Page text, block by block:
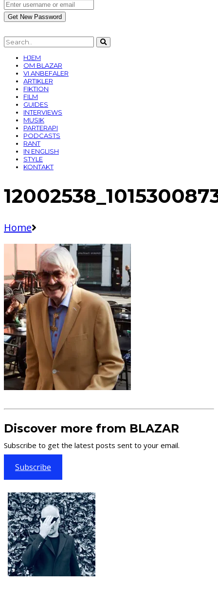
HJEM
OM BLAZAR
VI ANBEFALER
ARTIKLER
FIKTION
FILM
GUIDES
INTERVIEWS
MUSIK
PARTERAPI
PODCASTS
RANT
IN ENGLISH
STYLE
KONTAKT
Home
Discover more from BLAZAR
Subscribe to get the latest posts sent to your email.
Subscribe